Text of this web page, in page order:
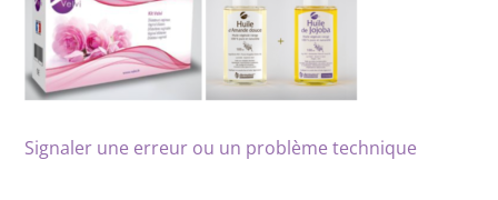
Signaler une erreur ou un problème technique